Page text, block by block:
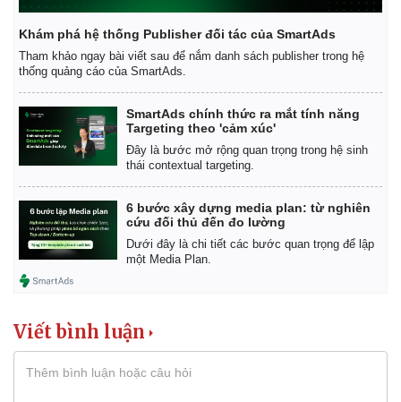
Khám phá hệ thống Publisher đối tác của SmartAds
Tham khảo ngay bài viết sau để nắm danh sách publisher trong hệ
thống quảng cáo của SmartAds.
SmartAds chính thức ra mắt tính năng
Targeting theo 'cảm xúc'
Đây là bước mở rộng quan trọng trong hệ sinh
thái contextual targeting.
6 bước xây dựng media plan: từ nghiên
cứu đối thủ đến đo lường
Dưới đây là chi tiết các bước quan trọng để lập
một Media Plan.
Viết bình luận